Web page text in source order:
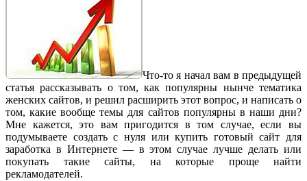
Что-то я начал вам в предыдущей
статья рассказывать о том, как популярны нынче тематика
женских сайтов, и решил расширить этот вопрос, и написать о
том, какие вообще темы для сайтов популярны в наши дни?
Мне кажется, это вам пригодится в том случае, если вы
подумываете создать с нуля или купить готовый сайт для
заработка в Интернете — в этом случае лучше делать или
покупать такие сайты, на которые проще найти
рекламодателей.